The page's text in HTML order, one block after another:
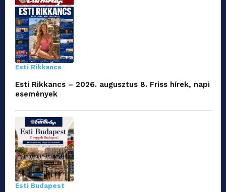
Esti Rikkancs
Esti Rikkancs – 2026. augusztus 8. Friss hírek, napi
események
Esti Budapest